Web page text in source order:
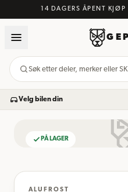
14 DAGERS ÅPENT KJØP
Søk etter deler, merker eller
Velg bilen din
PÅ LAGER
ALUFROST